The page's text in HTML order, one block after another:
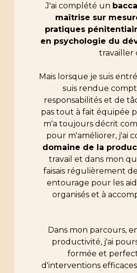
J'ai complété un
maîtrise sur
pratiques
en psychologie du
travailler
Mais lorsque je suis
suis rendue
responsabilités et de
pas tout à fait équipée
m'a toujours décrit
pour m'améliorer, j'ai
domaine de la
travail et dans mon
faisais régulièrement
entourage pour les
organisés et à
Dans mon parcours,
productivité, j'ai
formée et
d'interventions